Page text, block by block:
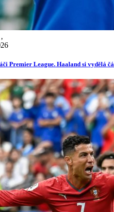
,
Premier League. Haaland si vydělá